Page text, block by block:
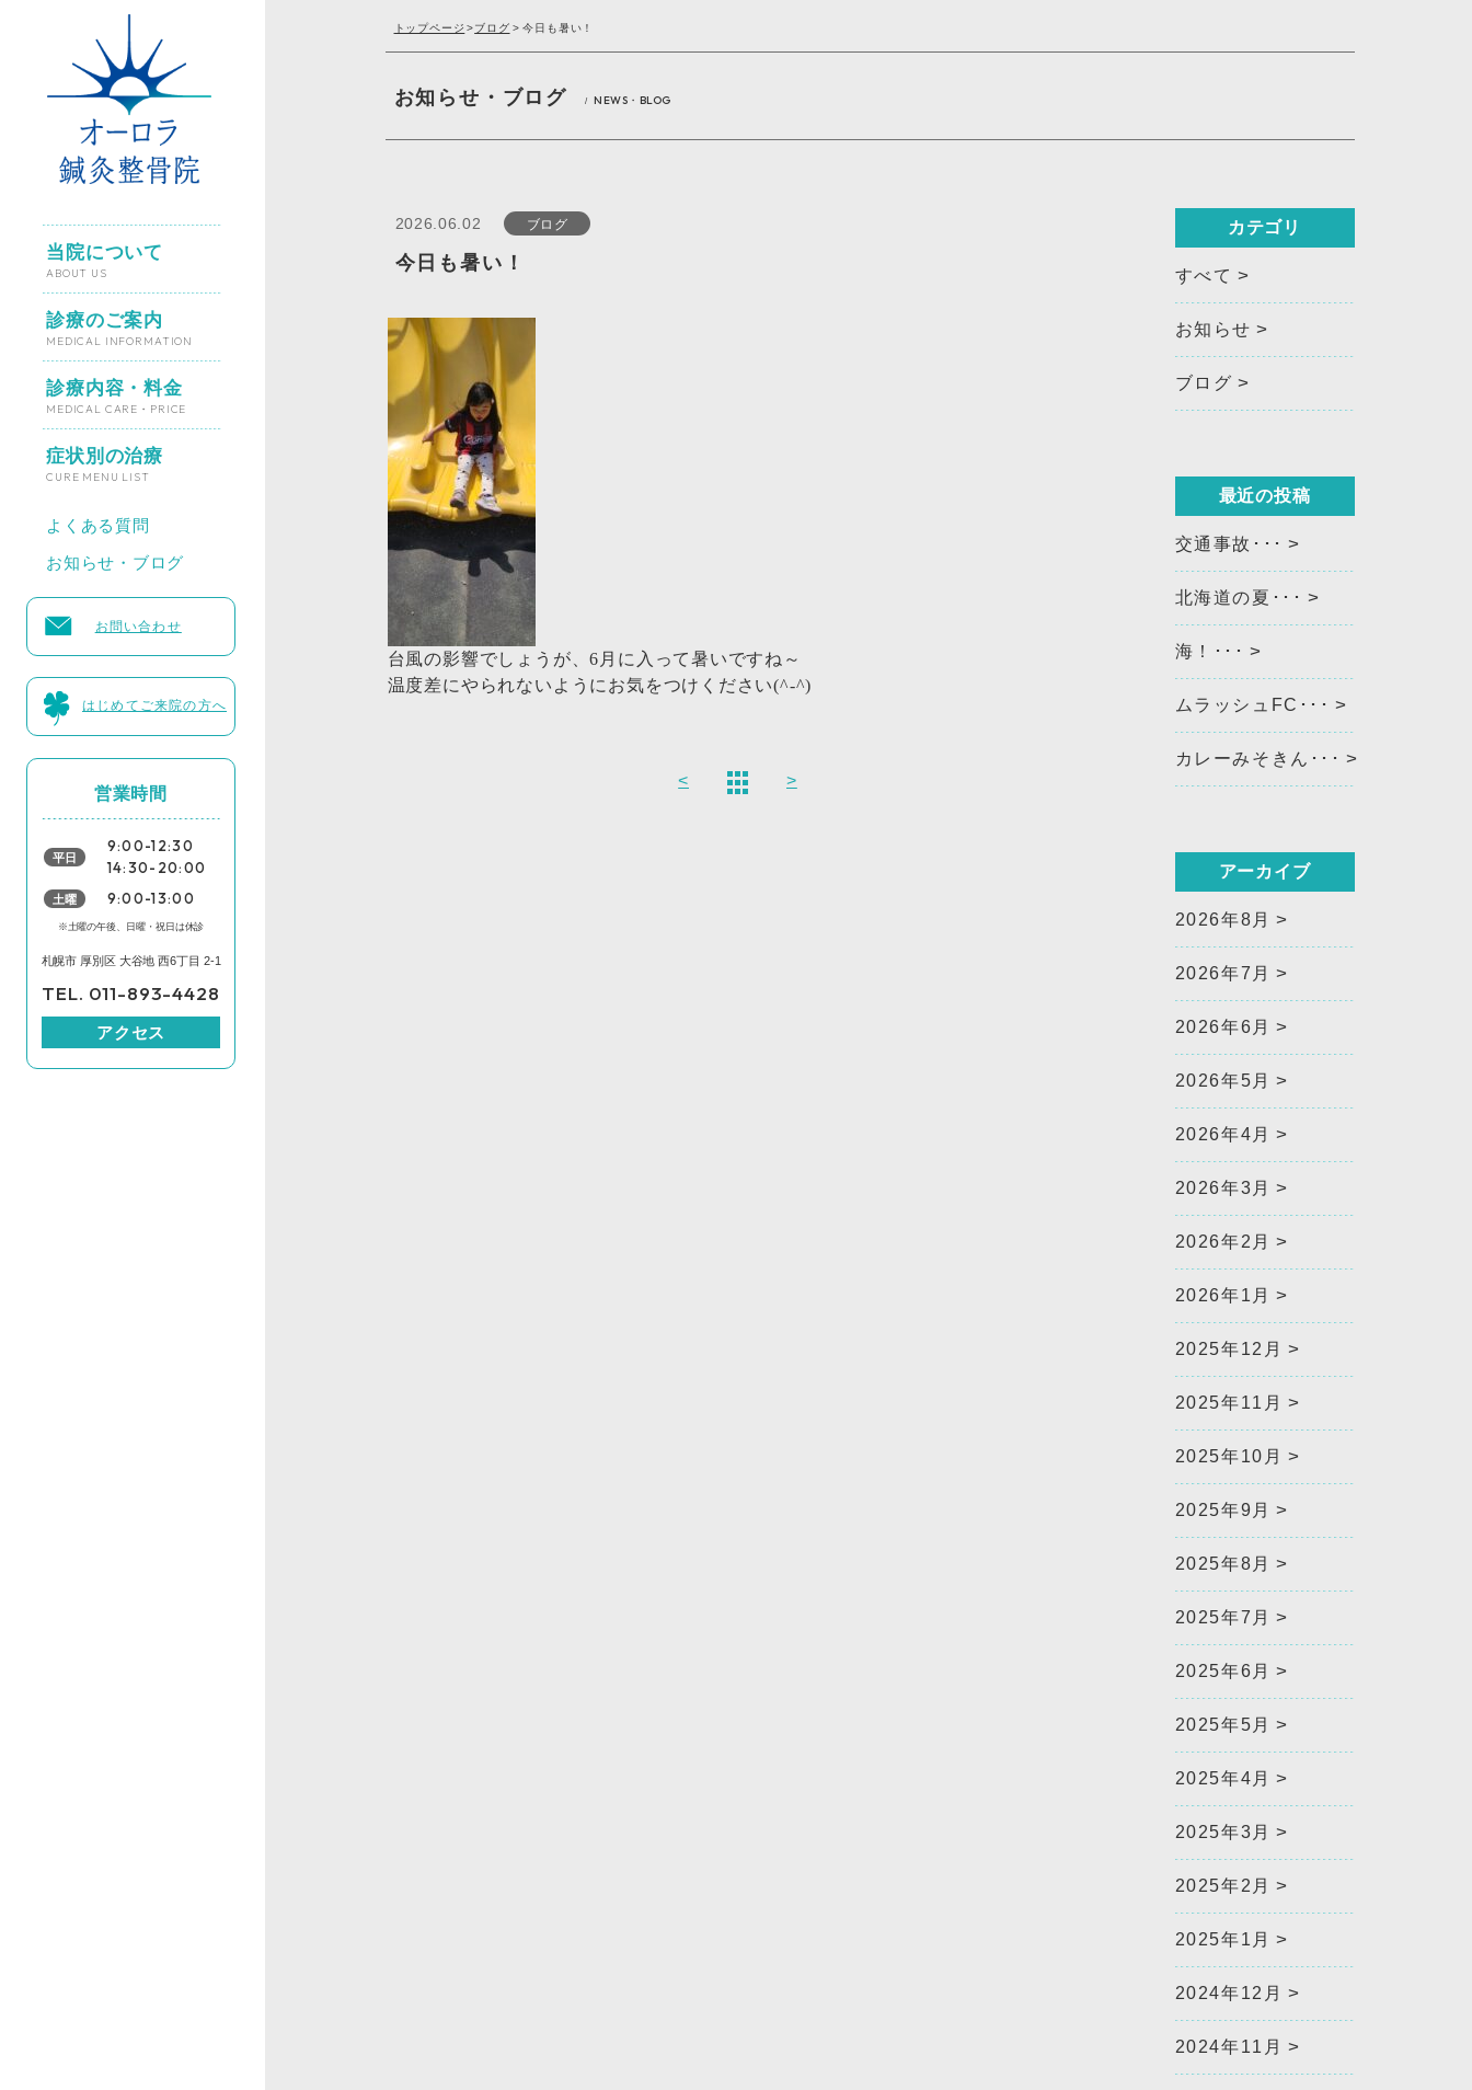
当院について
ABOUT US
診療のご案内
MEDICAL INFORMATION
診療内容・料金
MEDICAL CARE・PRICE
症状別の治療
CURE MENU LIST
よくある質問
お知らせ・ブログ
お問い合わせ
はじめてご来院の方へ
営業時間
平日
9:00-12:30
14:30-20:00
土曜 9:00-13:00
※土曜の午後、日曜・祝日は休診
札幌市 厚別区 大谷地 西6丁目 2-1
TEL. 011-893-4428
アクセス
トップページ >ブログ > 今日も暑い！
お知らせ・ブログ / NEWS・BLOG
2026.06.02 ブログ
今日も暑い！
台風の影響でしょうが、6月に入って暑いですね～
温度差にやられないようにお気をつけください(^-^)
< >
カテゴリ
すべて
お知らせ
ブログ
最近の投稿
交通事故･･･
北海道の夏･･･
海！･･･
ムラッシュFC･･･
カレーみそきん･･･
アーカイブ
2026年8月
2026年7月
2026年6月
2026年5月
2026年4月
2026年3月
2026年2月
2026年1月
2025年12月
2025年11月
2025年10月
2025年9月
2025年8月
2025年7月
2025年6月
2025年5月
2025年4月
2025年3月
2025年2月
2025年1月
2024年12月
2024年11月